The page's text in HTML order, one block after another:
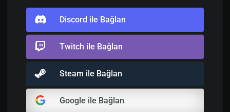
Discord ile Bağlan
Twitch ile Bağlan
Steam ile Bağlan
Google ile Bağlan